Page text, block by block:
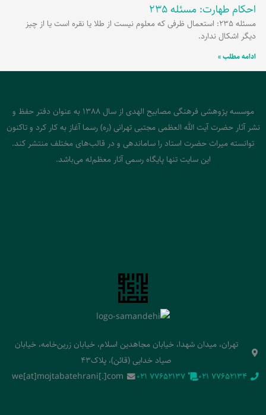
احکام طهارت: مسئله 235
مسئله 235: استعمال ظرفی که معلوم نیست از طلا یا نقره است یا از چیز
دیگر اشکال ندارد.
ادامه مطلب »
موسسه پژوهشی فرهنگی مصابیح الهدی از سال 1388 به عنوان دفتر حفظ و
نشر آثار حضرت آیت الله العظمی مجتبی تهرانی (ره) رسما آغاز به کار کرد و تاکنون
توانسته میراث حضرت استاد را ساماندهی و در قالب‌های مختلف منتشر کند.
این سایت تنها پایگاه رسمی آثار معظم‌له می‌باشد.
تهران، میدان شهدا، خیابان مجاهدین اسلام، خیابان زرین‌خامه، خیابان
صیاد خدایی (قائن)، پلاک43
‭021 77652134‬
‭021 77652137‬
we[at]mojtabatehrani[.]com